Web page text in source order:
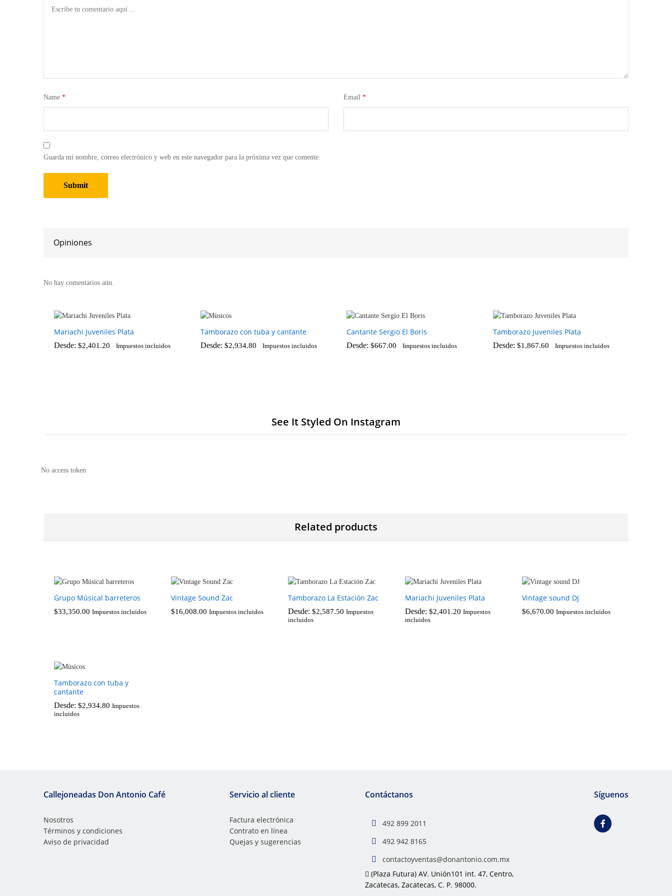
Name * Email *
Guarda mi nombre, correo electrónico y web en este navegador para la próxima vez que comente.
Opiniones
No hay comentarios aún.
Mariachi Juveniles Plata
Desde: $2,401.20 Impuestos incluidos
Tamborazo con tuba y cantante
Desde: $2,934.80 Impuestos incluidos
Cantante Sergio El Boris
Desde: $667.00 Impuestos incluidos
Tamborazo Juveniles Plata
Desde: $1,867.60 Impuestos incluidos
See It Styled On Instagram
No access token
Related products
Grupo Músical barreteros
$33,350.00 Impuestos incluidos
Vintage Sound Zac
$16,008.00 Impuestos incluidos
Tamborazo La Estación Zac
Desde: $2,587.50 Impuestos
incluidos
Mariachi Juveniles Plata
Desde: $2,401.20 Impuestos
incluidos
Vintage sound DJ
$6,670.00 Impuestos incluidos
Tamborazo con tuba y
cantante
Desde: $2,934.80 Impuestos
incluidos
Callejoneadas Don Antonio Café
Nosotros
Términos y condiciones
Aviso de privacidad
Servicio al cliente
Factura electrónica
Contrato en línea
Quejas y sugerencias
Contáctanos
492 899 2011
492 942 8165
contactoyventas@donantonio.com.mx
(Plaza Futura) AV. Unión101 int. 47, Centro,
Zacatecas, Zacatecas, C. P. 98000.
Síguenos